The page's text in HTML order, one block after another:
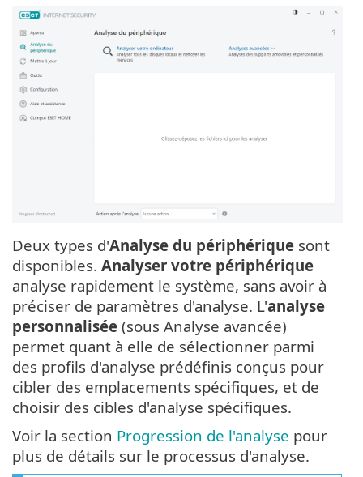
Deux types d'Analyse du périphérique sont
disponibles. Analyser votre périphérique
analyse rapidement le système, sans avoir à
préciser de paramètres d'analyse. L'analyse
personnalisée (sous Analyse avancée)
permet quant à elle de sélectionner parmi
des profils d'analyse prédéfinis conçus pour
cibler des emplacements spécifiques, et de
choisir des cibles d'analyse spécifiques.
Voir la section Progression de l'analyse pour
plus de détails sur le processus d'analyse.